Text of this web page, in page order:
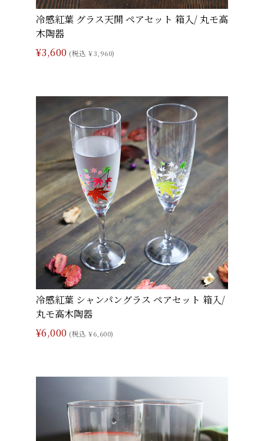
冷感紅葉 グラス天開 ペアセット 箱入/ 丸モ高
木陶器
¥3,600 (税込 ¥3,960)
冷感紅葉 シャンパングラス ペアセット 箱入/
丸モ高木陶器
¥6,000 (税込 ¥6,600)